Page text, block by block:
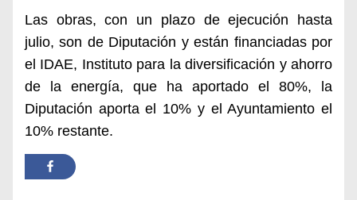
Las obras, con un plazo de ejecución hasta
julio,son de Diputación y están financiadas por
el IDAE, Instituto para la diversificación y ahorro
de la energía, que ha aportado el 80%, la
Diputación aporta el 10% y el Ayuntamiento el
10% restante.